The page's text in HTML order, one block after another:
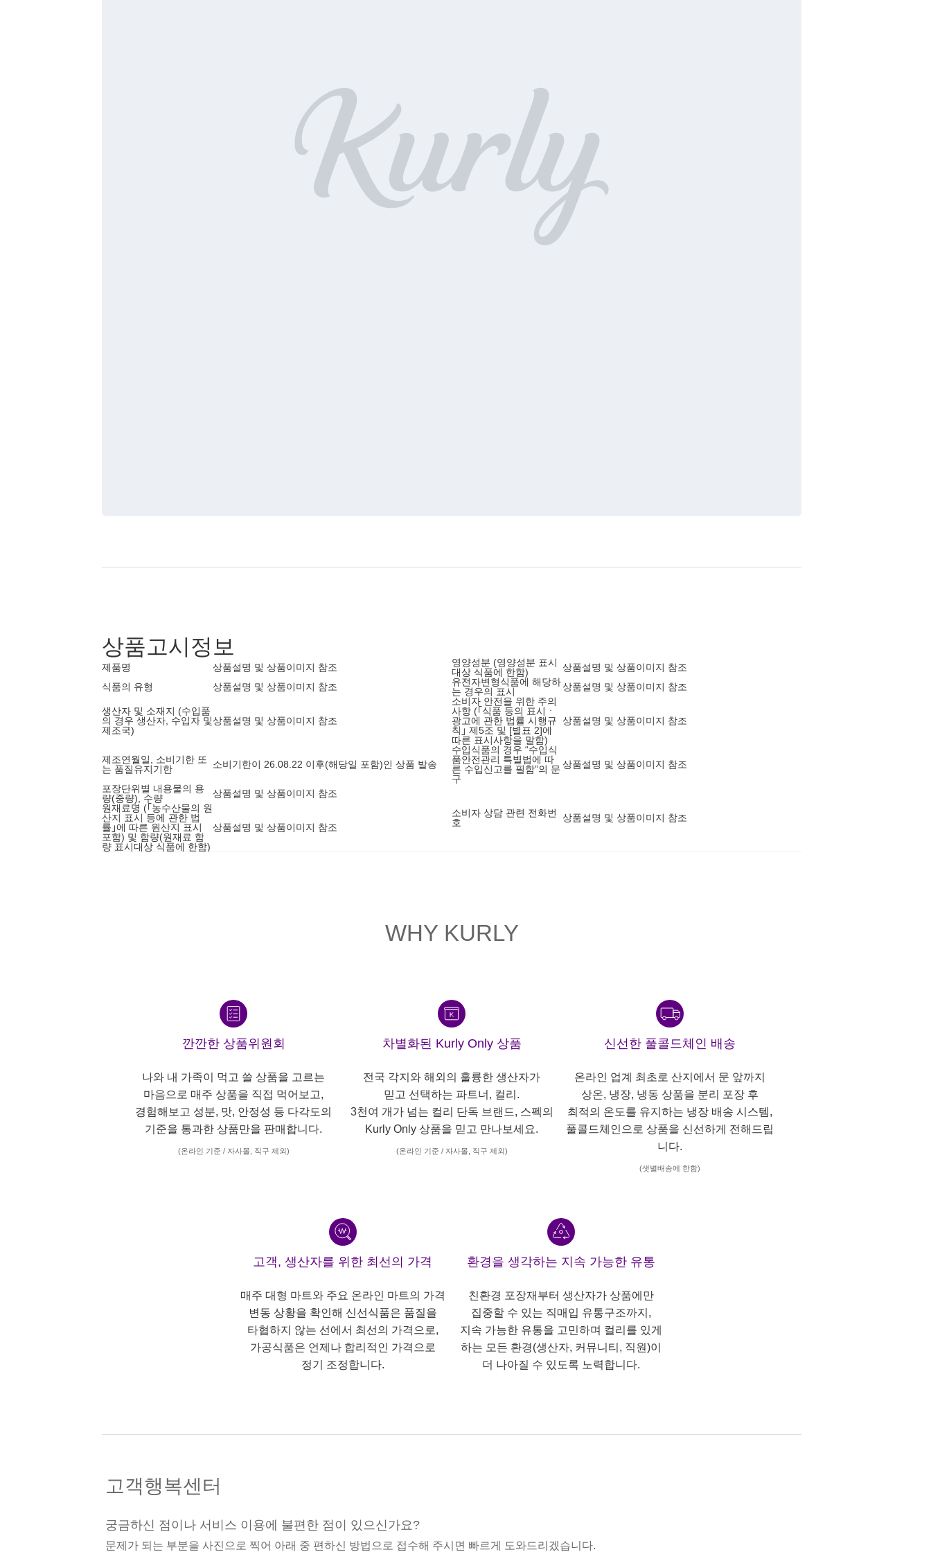
상품고시정보
제품명 상품설명 및 상품이미지 참조
영양성분 (영양성분 표시
대상 식품에 한함)
상품설명 및 상품이미지 참조
식품의 유형
상품설명 및 상품이미지 참조
유전자변형식품에 해당하
는 경우의 표시
상품설명 및 상품이미지 참조
생산자 및 소재지 (수입품
의 경우 생산자, 수입자 및
제조국)
상품설명 및 상품이미지 참조
소비자 안전을 위한 주의
사항 (｢식품 등의 표시ㆍ
광고에 관한 법률 시행규
칙｣ 제5조 및 [별표 2]에
따른 표시사항을 말함)
상품설명 및 상품이미지 참조
제조연월일, 소비기한 또
는 품질유지기한
소비기한이 26.08.22 이후(해당일 포함)인 상품 발송
수입식품의 경우 “수입식
품안전관리 특별법에 따
른 수입신고를 필함”의 문
구
상품설명 및 상품이미지 참조
포장단위별 내용물의 용
량(중량), 수량
상품설명 및 상품이미지 참조
소비자 상담 관련 전화번
호
상품설명 및 상품이미지 참조
원재료명 (｢농수산물의 원
산지 표시 등에 관한 법
률｣에 따른 원산지 표시
포함) 및 함량(원재료 함
량 표시대상 식품에 한함)
상품설명 및 상품이미지 참조
WHY KURLY
깐깐한 상품위원회
나와 내 가족이 먹고 쓸 상품을 고르는
마음으로 매주 상품을 직접 먹어보고,
경험해보고 성분, 맛, 안정성 등 다각도의
기준을 통과한 상품만을 판매합니다.
(온라인 기준 / 자사몰, 직구 제외)
차별화된 Kurly Only 상품
전국 각지와 해외의 훌륭한 생산자가
믿고 선택하는 파트너, 컬리.
3천여 개가 넘는 컬리 단독 브랜드, 스펙의
Kurly Only 상품을 믿고 만나보세요.
(온라인 기준 / 자사몰, 직구 제외)
신선한 풀콜드체인 배송
온라인 업계 최초로 산지에서 문 앞까지
상온, 냉장, 냉동 상품을 분리 포장 후
최적의 온도를 유지하는 냉장 배송 시스템,
풀콜드체인으로 상품을 신선하게 전해드립
니다.
(샛별배송에 한함)
고객, 생산자를 위한 최선의 가격
매주 대형 마트와 주요 온라인 마트의 가격
변동 상황을 확인해 신선식품은 품질을
타협하지 않는 선에서 최선의 가격으로,
가공식품은 언제나 합리적인 가격으로
정기 조정합니다.
환경을 생각하는 지속 가능한 유통
친환경 포장재부터 생산자가 상품에만
집중할 수 있는 직매입 유통구조까지,
지속 가능한 유통을 고민하며 컬리를 있게
하는 모든 환경(생산자, 커뮤니티, 직원)이
더 나아질 수 있도록 노력합니다.
고객행복센터
궁금하신 점이나 서비스 이용에 불편한 점이 있으신가요?
문제가 되는 부분을 사진으로 찍어 아래 중 편하신 방법으로 접수해 주시면 빠르게 도와드리겠습니다.